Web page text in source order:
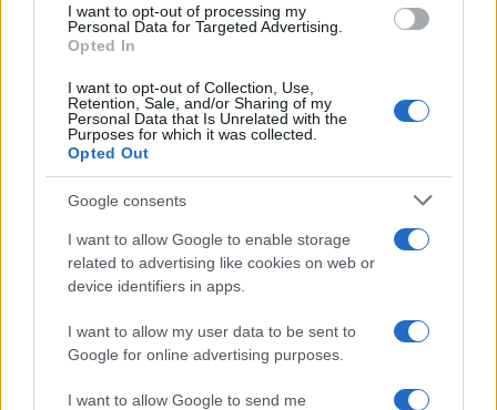
I want to opt-out of processing my
Personal Data for Targeted Advertising.
Opted In
I want to opt-out of Collection, Use,
Retention, Sale, and/or Sharing of my
Personal Data that Is Unrelated with the
Purposes for which it was collected.
Opted Out
Google consents
I want to allow Google to enable storage
related to advertising like cookies on web or
device identifiers in apps.
I want to allow my user data to be sent to
Google for online advertising purposes.
I want to allow Google to send me